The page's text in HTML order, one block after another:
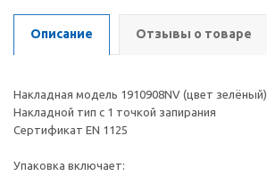
Описание Отзывы о товаре
Накладная модель 1910908NV (цвет зелёный)
Накладной тип с 1 точкой запирания
Сертификат EN 1125
Упаковка включает: